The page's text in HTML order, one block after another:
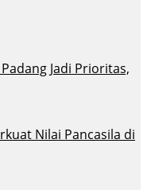
Jadi Prioritas,
Nilai Pancasila di